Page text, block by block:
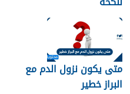
متى يكون نزول الدم مع
البراز خطير